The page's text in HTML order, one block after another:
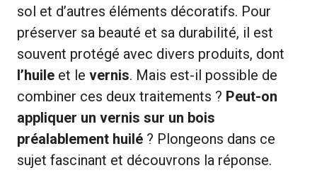
sol et d’autres éléments décoratifs. Pour
préserver sa beauté et sa durabilité, il est
souvent protégé avec divers produits, dont
l’huile et le vernis. Mais est-il possible de
combiner ces deux traitements ? Peut-on
appliquer un vernis sur un bois
préalablement huilé ? Plongeons dans ce
sujet fascinant et découvrons la réponse.